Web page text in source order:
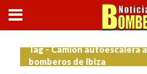
Tag - Camión autoescalera
bomberos de Ibiza